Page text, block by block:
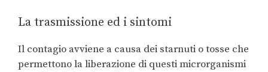
La trasmissione ed i sintomi
Il contagio avviene a causa dei starnuti o tosse che
permettono la liberazione di questi microrganismi